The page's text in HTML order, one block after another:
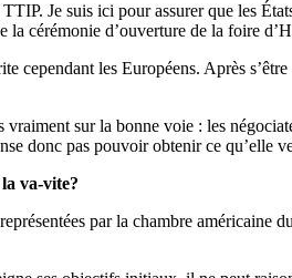
Je suis ici pour assurer que les
la cérémonie d’ouverture de la foire
cependant les Européens. Après
vraiment sur la bonne voie : les
donc pas pouvoir obtenir ce qu’elle
va-vite?
par la chambre américaine